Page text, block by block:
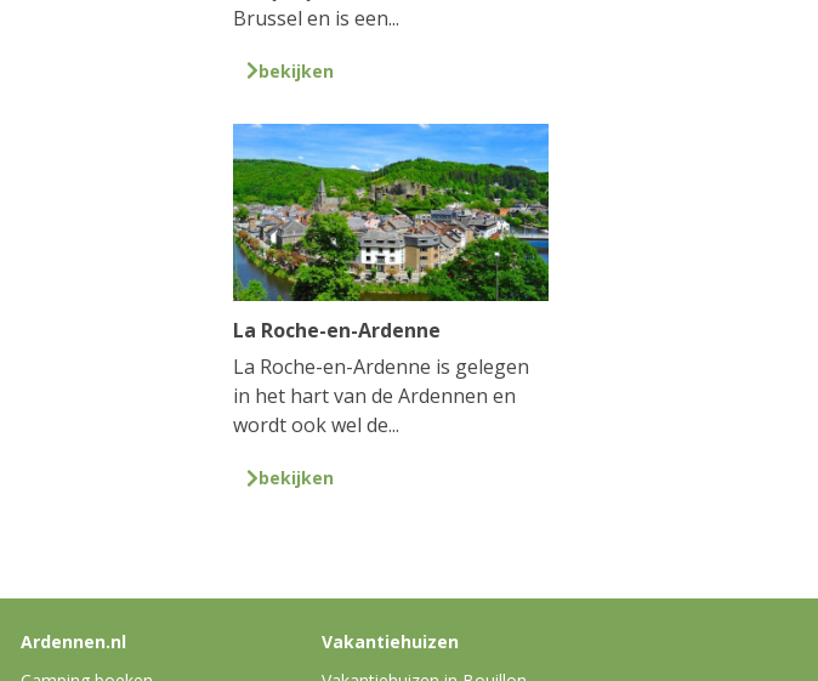
Brussel en is een...
bekijken
La Roche-en-Ardenne
La Roche-en-Ardenne is gelegen
in het hart van de Ardennen en
wordt ook wel de...
bekijken
Ardennen.nl
Vakantiehuizen